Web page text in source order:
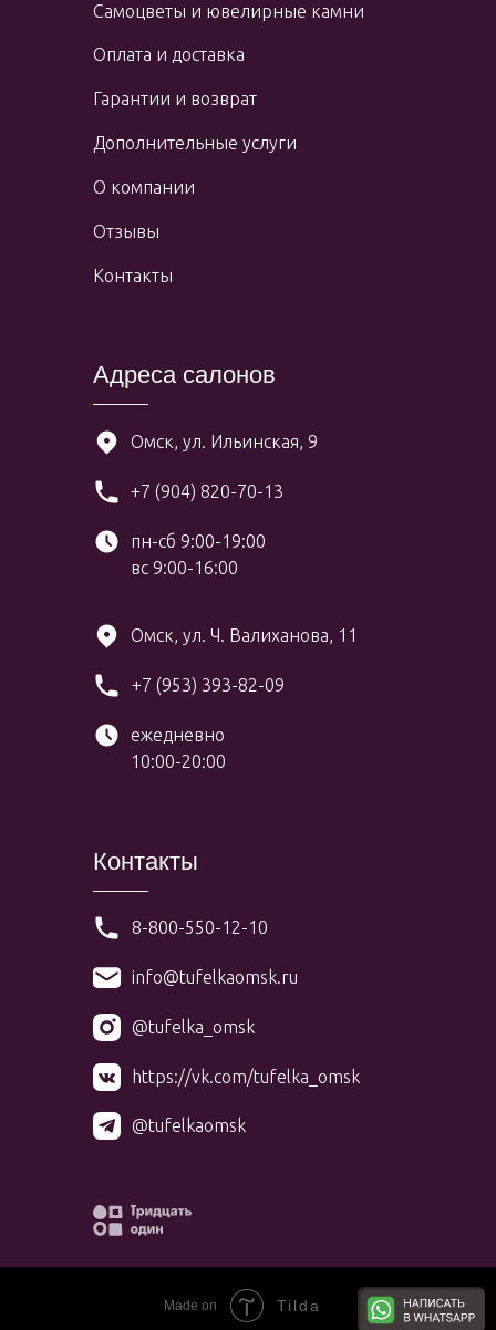
Самоцветы и ювелирные камни
Оплата и доставка
Адреса салонов
+7 (904) 820-70-13
пн-сб 9:00-19:00
вс 9:00-16:00
Омск, ул. Ильинская, 9
+7 (953) 393-82-09
ежедневно
10:00-20:00
Омск, ул. Ч. Валиханова, 11
Контакты
@tufelka_omsk
https://vk.com/tufelka_omsk
Гарантии и возврат
Дополнительные услуги
О компании
Отзывы
Контакты
@tufelkaomsk
8-800-550-12-10
info@tufelkaomsk.ru
Made on Tilda